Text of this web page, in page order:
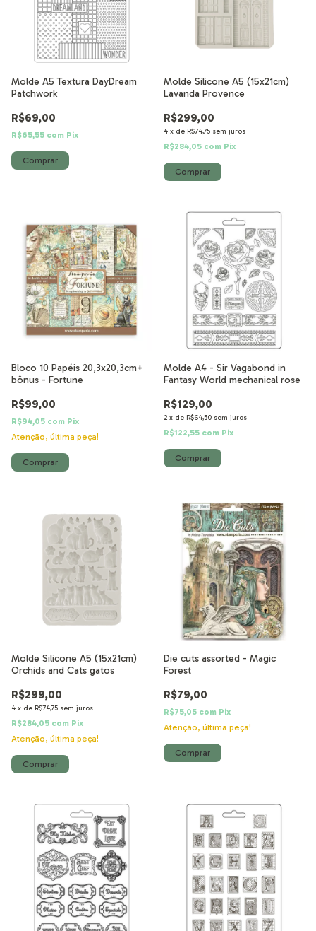
Molde A5 Textura DayDream
Patchwork
R$69,00
R$65,55 com Pix
Molde Silicone A5 (15x21cm)
Lavanda Provence
R$299,00
4 x de R$74,75 sem juros
R$284,05 com Pix
Bloco 10 Papéis 20,3x20,3cm+
bônus - Fortune
R$99,00
R$94,05 com Pix
Atenção, última peça!
Molde A4 - Sir Vagabond in
Fantasy World mechanical rose
R$129,00
2 x de R$64,50 sem juros
R$122,55 com Pix
Molde Silicone A5 (15x21cm)
Orchids and Cats gatos
R$299,00
4 x de R$74,75 sem juros
R$284,05 com Pix
Atenção, última peça!
Die cuts assorted - Magic
Forest
R$79,00
R$75,05 com Pix
Atenção, última peça!